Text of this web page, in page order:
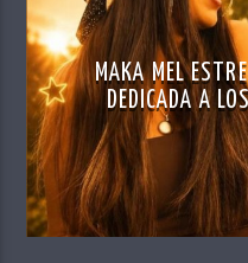
MAKA MEL
DEDICADA A